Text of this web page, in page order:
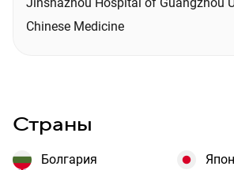
Chinese Medicine
Страны
Болгария